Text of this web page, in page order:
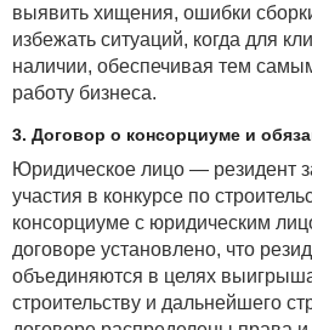
выявить хищения, ошибки
избежать ситуаций, когда для
наличии, обеспечивая тем
работу бизнеса.
3. Договор о консорциуме и
Юридическое лицо — резидент
участия в конкурсе по
консорциуме с юридическим
договоре установлено, что
объединяются в целях
строительству и дальнейшего